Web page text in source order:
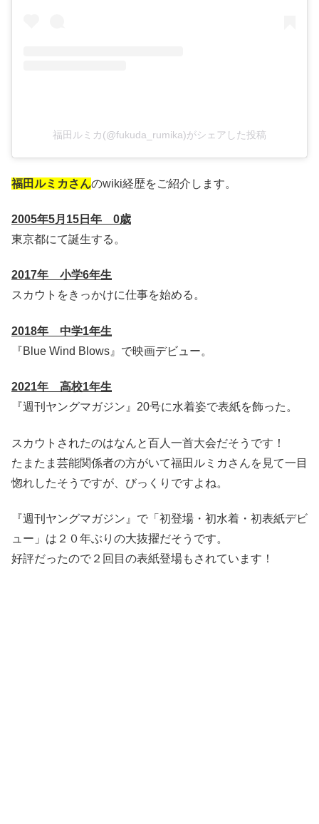
福田ルミカ(@fukuda_rumika)がシェアした投稿
福田ルミカさんのwiki経歴をご紹介します。
2005年5月15日年 0歳
東京都にて誕生する。
2017年 小学6年生
スカウトをきっかけに仕事を始める。
2018年 中学1年生
『Blue Wind Blows』で映画デビュー。
2021年 高校1年生
『週刊ヤングマガジン』20号に水着姿で表紙を飾った。
スカウトされたのはなんと百人一首大会だそうです！
たまたま芸能関係者の方がいて福田ルミカさんを見て一目
惚れしたそうですが、びっくりですよね。
『週刊ヤングマガジン』で「初登場・初水着・初表紙デビ
ュー」は２０年ぶりの大抜擢だそうです。
好評だったので２回目の表紙登場もされています！